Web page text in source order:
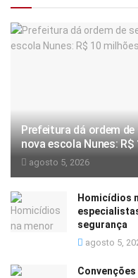
Prefeitura dá ordem
nova escola Nunes:
agosto 5, 2026
Homicídios
segurança
agosto 5,